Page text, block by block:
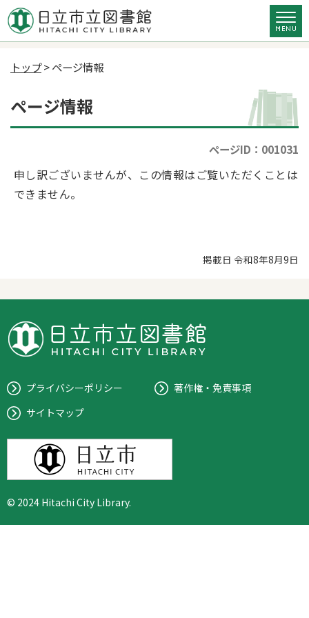
トップ> ページ情報
ページ情報
ページID：001031
申し訳ございませんが、この情報はご覧いただくことは
できません。
掲載日 令和8年8月9日
プライバシーポリシー
著作権・免責事項
サイトマップ
© 2024 Hitachi City Library.